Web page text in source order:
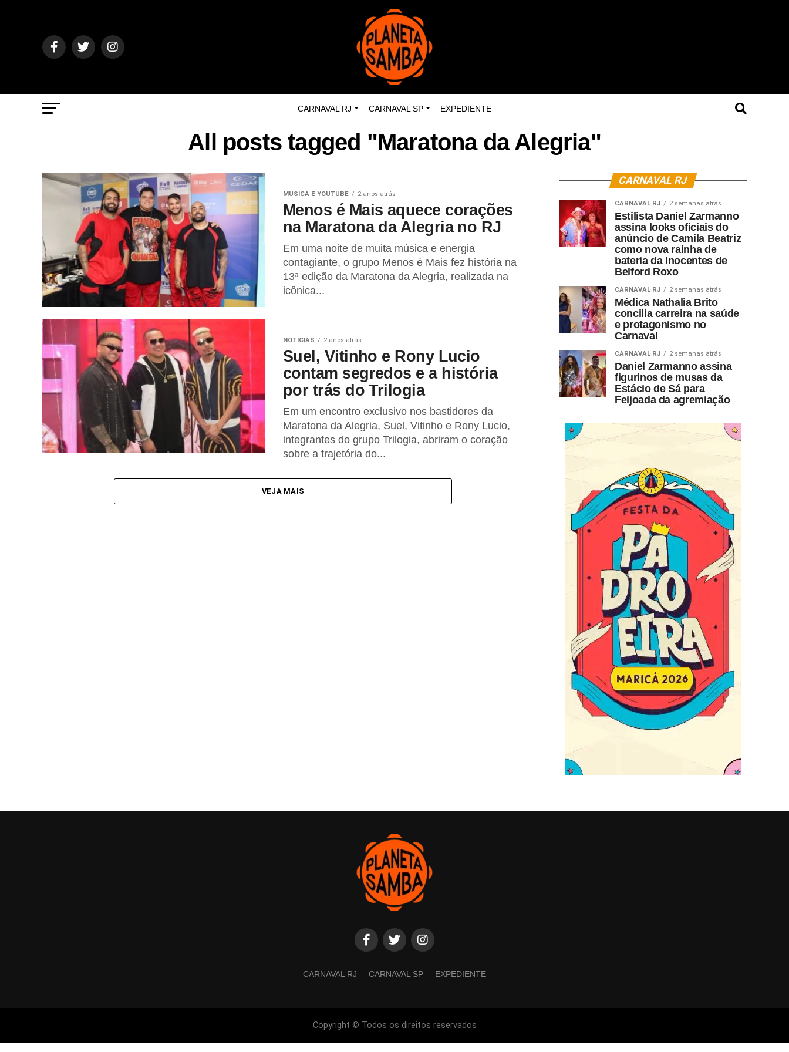
CARNAVAL RJ CARNAVAL SP EXPEDIENTE
All posts tagged "Maratona da Alegria"
MUSICA E YOUTUBE 2 anos atrás
Menos é Mais aquece corações
na Maratona da Alegria no RJ
Em uma noite de muita música e energia
contagiante, o grupo Menos é Mais fez história na
13ª edição da Maratona da Alegria, realizada na
icônica...
NOTICIAS 2 anos atrás
Suel, Vitinho e Rony Lucio
contam segredos e a história
por trás do Trilogia
Em um encontro exclusivo nos bastidores da
Maratona da Alegria, Suel, Vitinho e Rony Lucio,
integrantes do grupo Trilogia, abriram o coração
sobre a trajetória do...
VEJA MAIS
CARNAVAL RJ
CARNAVAL RJ 2 semanas atrás
Estilista Daniel Zarmanno
assina looks oficiais do
anúncio de Camila Beatriz
como nova rainha de
bateria da Inocentes de
Belford Roxo
CARNAVAL RJ 2 semanas atrás
Médica Nathalia Brito
concilia carreira na saúde
e protagonismo no
Carnaval
CARNAVAL RJ 2 semanas atrás
Daniel Zarmanno assina
figurinos de musas da
Estácio de Sá para
Feijoada da agremiação
CARNAVAL RJ CARNAVAL SP EXPEDIENTE
Copyright © Todos os direitos reservados